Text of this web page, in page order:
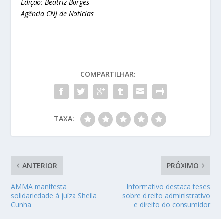
Edição: Beatriz Borges
Agência CNJ de Notícias
COMPARTILHAR:
TAXA:
ANTERIOR
AMMA manifesta
solidariedade à juíza Sheila
Cunha
PRÓXIMO
Informativo destaca teses
sobre direito administrativo
e direito do consumidor